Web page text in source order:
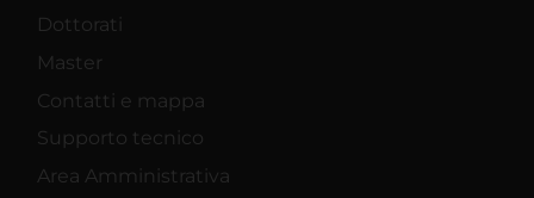
Dottorati
Master
Contatti e mappa
Supporto tecnico
Area Amministrativa